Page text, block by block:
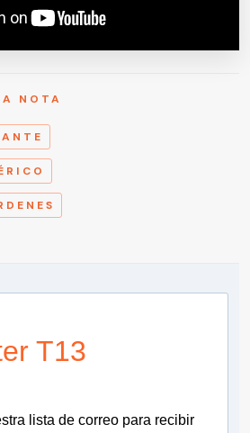
NOTA
T13
lista de correo para recibir